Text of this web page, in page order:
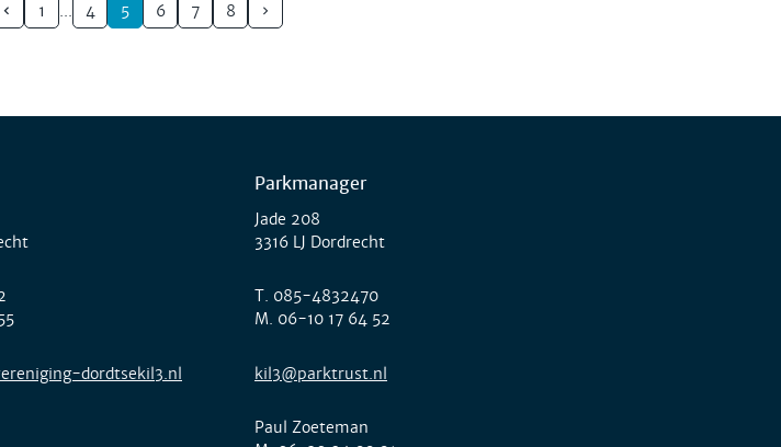
1 4 5 6 7 8
dordtsekil3.nl
Parkmanager
Jade 208
3316 LJ Dordrecht
T. 085-4832470
M. 06-10 17 64 52
kil3@parktrust.nl
Paul Zoeteman